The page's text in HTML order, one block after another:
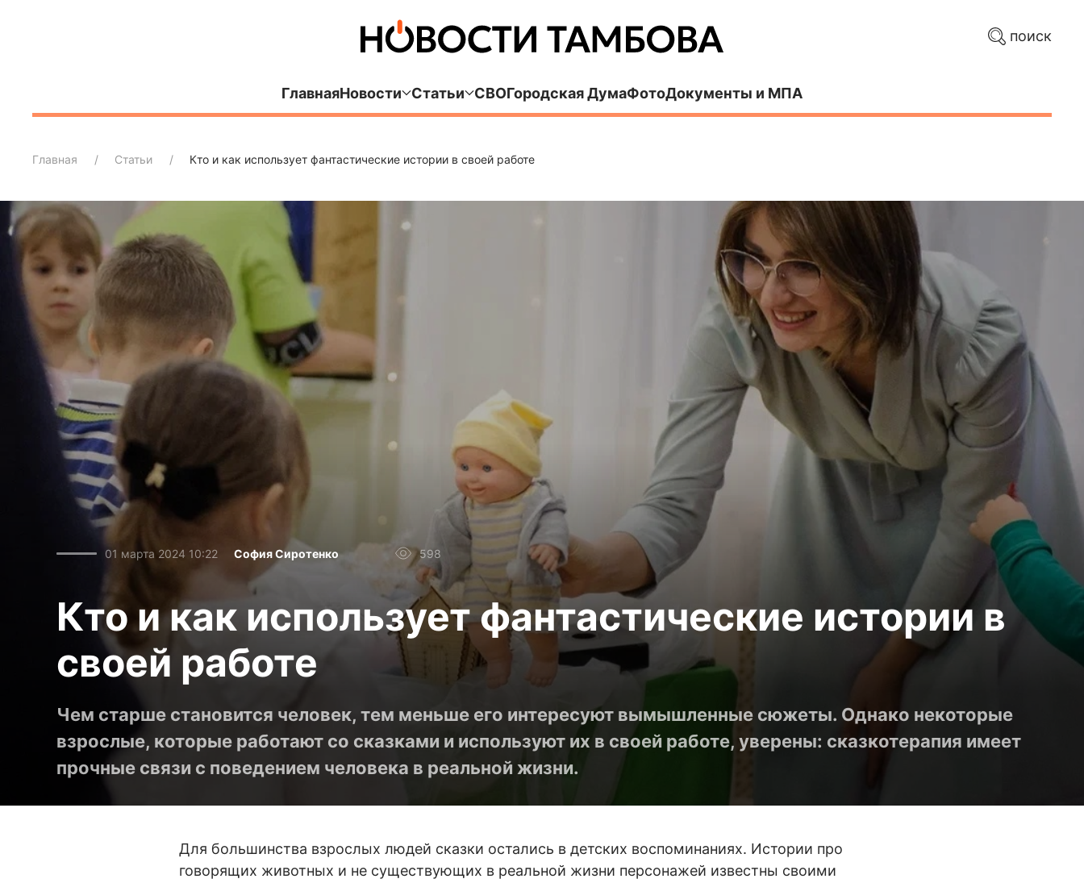
поиск
ГлавнаяНовости Статьи СВОГородская ДумаФотоДокументы и МПА
Главная Статьи Кто и как использует фантастические истории в своей работе
01 марта 2024 10:22 София Сиротенко 598
Кто и как использует фантастические истории в
своей работе
Чем старше становится человек, тем меньше его интересуют вымышленные сюжеты. Однако некоторые
взрослые, которые работают со сказками и используют их в своей работе, уверены: сказкотерапия имеет
прочные связи с поведением человека в реальной жизни.
Для большинства взрослых людей сказки остались в детских воспоминаниях. Истории про
говорящих животных и не существующих в реальной жизни персонажей известны своими